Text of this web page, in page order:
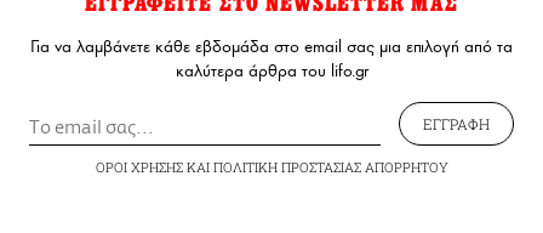
Για να λαμβάνετε κάθε εβδομάδα στο email σας μια επιλογή από τα
καλύτερα άρθρα του lifo.gr
ΕΓΓΡΑΦΗ
ΟΡΟΙ ΧΡΗΣΗΣΚΑΙ ΠΟΛΙΤΙΚΗ ΠΡΟΣΤΑΣΙΑΣ ΑΠΟΡΡΗΤΟΥ